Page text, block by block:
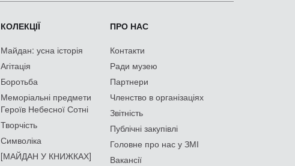
КОЛЕКЦІЇ
Майдан: усна історія
Агітація
Боротьба
Меморіальні предмети
Героїв Небесної Сотні
Творчість
Символіка
[МАЙДАН У КНИЖКАХ]
ПРО НАС
Контакти
Ради музею
Партнери
Членство в організаціях
Звітність
Публічні закупівлі
Головне про нас у ЗМІ
Вакансії